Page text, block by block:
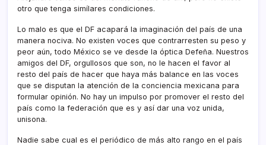
otro que tenga simí­lares condiciones.
Lo malo es que el DF acapará la imaginación del paí­s de una
manera nociva. No existen voces que contrarresten su peso y
peor aún, todo México se ve desde la óptica Defeña. Nuestros
amigos del DF, orgullosos que son, no le hacen el favor al
resto del paí­s de hacer que haya más balance en las voces
que se disputan la atención de la conciencia mexicana para
formular opinión. No hay un impulso por promover el resto del
paí­s como la federación que es y así­ dar una voz unida,
unisona.
Nadie sabe cual es el periódico de más alto rango en el paí­s